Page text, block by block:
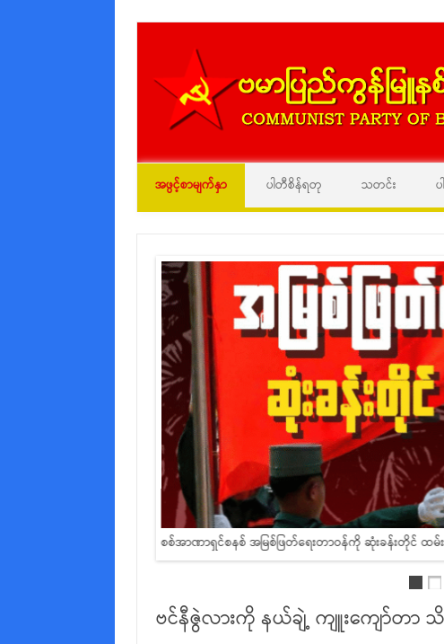
အဖွင့်စာမျက်နှာ ပါတီစိန်ရတု သတင်း
စစ်အာဏာရှင်စနစ် အမြစ်ဖြတ်ရေးတာဝန်ကို ဆုံးခန်းတိုင် ထမ်
ဗင်နီဇွဲလားကို နယ်ချဲ့ ကျူးကျော်တာ